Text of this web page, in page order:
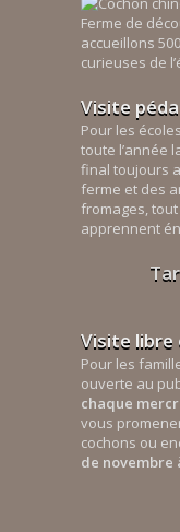
Ferme de
accueillons
curieuses de
Visite
Pour les
toute l’année
final toujours
ferme et des
fromages,
apprennent
Visite
Pour les
ouverte au
chaque
vous
cochons ou
de novembre